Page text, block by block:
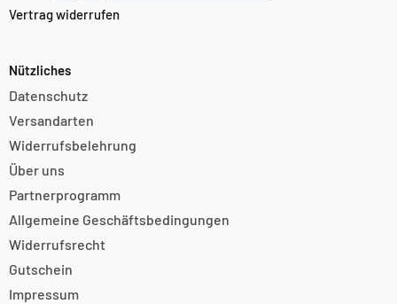
Vertrag widerrufen
Nützliches
Datenschutz
Versandarten
Widerrufsbelehrung
Über uns
Partnerprogramm
Allgemeine Geschäftsbedingungen
Widerrufsrecht
Gutschein
Impressum